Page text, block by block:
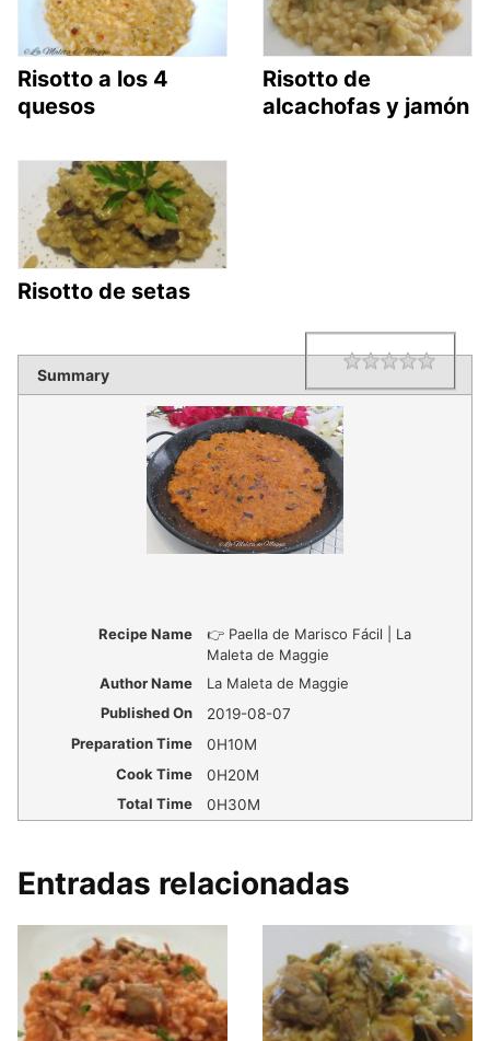
Risotto a los 4
quesos
Risotto de
alcachofas y jamón
Risotto de setas
Summary Rating
Recipe Name
👉 Paella de Marisco Fácil | La
Maleta de Maggie
Author Name
La Maleta de Maggie
Published On
2019-08-07
Preparation Time
0H10M
Cook Time
0H20M
Total Time
0H30M
Entradas relacionadas